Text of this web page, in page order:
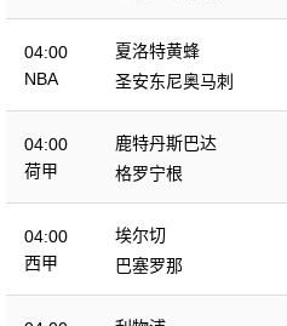
04:00
NBA
夏洛特黄蜂
圣安东尼奥马刺
04:00
荷甲
鹿特丹斯巴达
格罗宁根
04:00
西甲
埃尔切
巴塞罗那